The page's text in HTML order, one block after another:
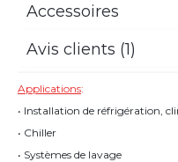
Accessoires
Avis clients (1)
Applications:
• Installation de réfrigération,
• Chiller
• Systèmes de lavage